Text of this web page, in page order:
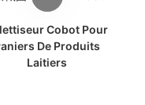
Cobot Pour
De Produits
Laitiers